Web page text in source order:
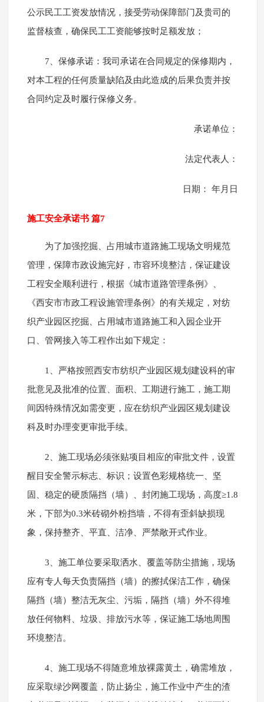
公示民工工资发放情况，接受劳动保障部门及贵司的
监督核查，确保民工工资能够按时足额发放；
7、保修承诺：我司承诺在合同规定的保修期内，
对本工程的任何质量缺陷及由此造成的后果负责并按
合同约定及时履行保修义务。
承诺单位：
法定代表人：
日期： 年月日
施工安全承诺书 篇7
为了加强挖掘、占用城市道路施工现场文明规范
管理，保障市政设施完好，市容环境整洁，保证建设
工程安全顺利进行，根据《城市道路管理条例》、
《西安市市政工程设施管理条例》的有关规定，对纺
织产业园区挖掘、占用城市道路施工和入园企业开
口、管网接入等工程作出如下规定：
1、严格按照西安市纺织产业园区规划建设科的审
批意见及批准的位置、面积、工期进行施工，施工期
间因特殊情况如需变更，应在纺织产业园区规划建设
科及时办理变更审批手续。
2、施工现场必须张贴项目相应的审批文件，设置
醒目安全警示标志、标识；设置色彩规格统一、坚
固、稳定的硬质隔挡（墙）、封闭施工现场，高度≥1.8
米，下部为0.3米砖砌外粉挡墙，不得有歪斜缺损现
象，保持整齐、平直、洁净、严禁敞开式作业。
3、施工单位要采取洒水、覆盖等防尘措施，现场
应有专人每天负责隔挡（墙）的擦拭保洁工作，确保
隔挡（墙）整洁无灰尘、污垢，隔挡（墙）外不得堆
放任何物料、垃圾、排放污水等，保证施工场地周围
环境整洁。
4、施工现场不得随意堆放裸露黄土，确需堆放，
应采取绿沙网覆盖，防止扬尘，施工作业中产生的渣